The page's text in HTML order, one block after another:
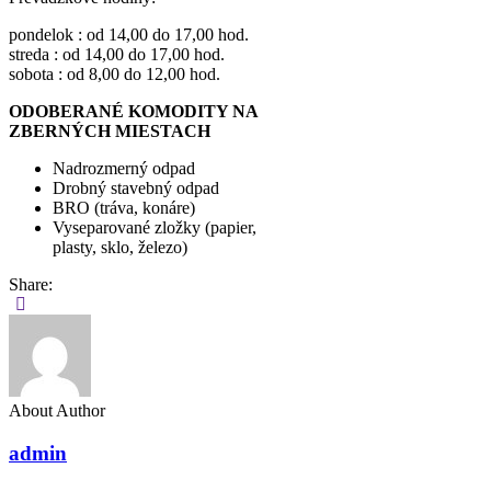
pondelok : od 14,00 do 17,00 hod.
streda : od 14,00 do 17,00 hod.
sobota : od 8,00 do 12,00 hod.
ODOBERANÉ KOMODITY NA
ZBERNÝCH MIESTACH
Nadrozmerný odpad
Drobný stavebný odpad
BRO (tráva, konáre)
Vyseparované zložky (papier,
plasty, sklo, železo)
Share:
About Author
admin